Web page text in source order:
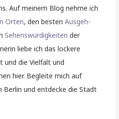
Auf meinem Blog nehme ich
Orten, den bestenAusgeh-
Sehenswürdigkeiten der
liebe ich das lockere
und die Vielfalt und
hier. Begleite mich auf
Berlin und entdecke die Stadt